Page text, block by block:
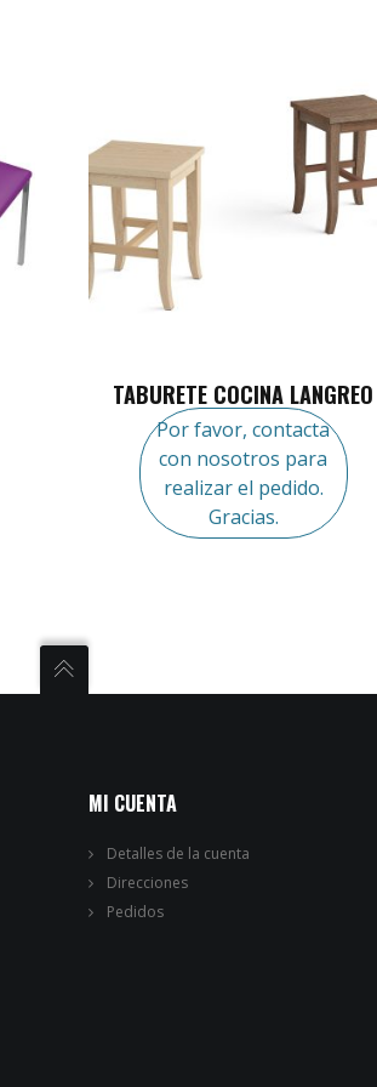
TABURETE COCINA LANGREO
Por favor, contacta
con nosotros para
realizar el pedido.
Gracias.
MI CUENTA
Detalles de la cuenta
Direcciones
Pedidos